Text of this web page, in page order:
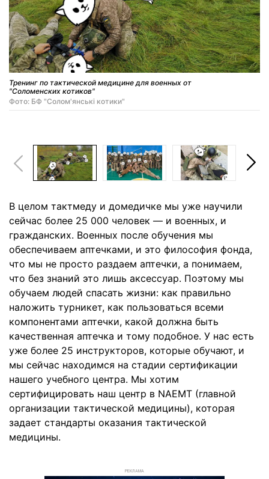
Тренинг по тактической медицине для военных от
"Соломенских котиков"
Фото: БФ "Солом'янські котики"
В целом тактмеду и домедичке мы уже научили
сейчас более 25 000 человек — и военных, и
гражданских. Военных после обучения мы
обеспечиваем аптечками, и это философия фонда,
что мы не просто раздаем аптечки, а понимаем,
что без знаний это лишь аксессуар. Поэтому мы
обучаем людей спасать жизни: как правильно
наложить турникет, как пользоваться всеми
компонентами аптечки, какой должна быть
качественная аптечка и тому подобное. У нас есть
уже более 25 инструкторов, которые обучают, и
мы сейчас находимся на стадии сертификации
нашего учебного центра. Мы хотим
сертифицировать наш центр в NAEMT (главной
организации тактической медицины), которая
задает стандарты оказания тактической
медицины.
РЕКЛАМА